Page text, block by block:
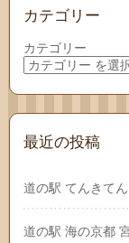
カテゴリー
カテゴリー
最近の投稿
道の駅 てんきて
道の駅 海の京都